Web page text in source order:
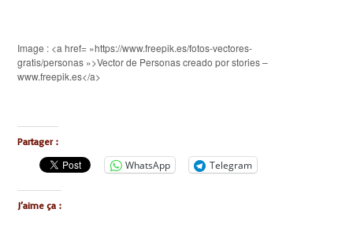
Image : <a href= »https://www.freepik.es/fotos-vectores-
gratis/personas »>Vector de Personas creado por stories –
www.freepik.es</a>
Partager :
WhatsApp Telegram
J’aime ça :